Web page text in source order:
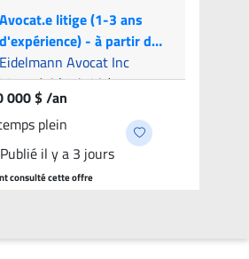
Avocat.e litige (1-3 ans
d'expérience) - à partir de
100k par année | Litigation
Attorney (1-3 years of
experience) - from 100k
per year
Eidelmann Avocat Inc
Montréal (Hybride)
000 $ /an
plein
Publié il y a 3 jours
consulté cette offre